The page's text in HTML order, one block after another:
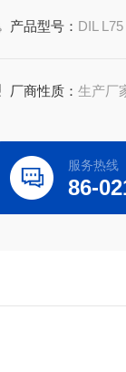
产品型号： DIL
厂商性质：生产厂
服务热线
86-